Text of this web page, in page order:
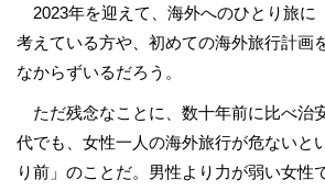
2023年を迎えて、海外へのひとり旅に
考えている方や、初めての海外旅行計画
なからずいるだろう。
ただ残念なことに、数十年前に比べ治
代でも、女性一人の海外旅行が危ないと
り前」のことだ。男性より力が弱い女性